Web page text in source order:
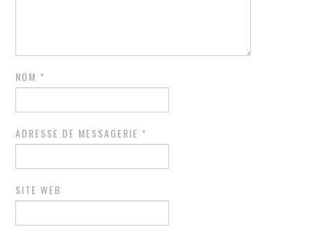
NOM *
ADRESSE DE MESSAGERIE *
SITE WEB